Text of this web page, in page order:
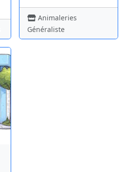
Animaleries
Généraliste